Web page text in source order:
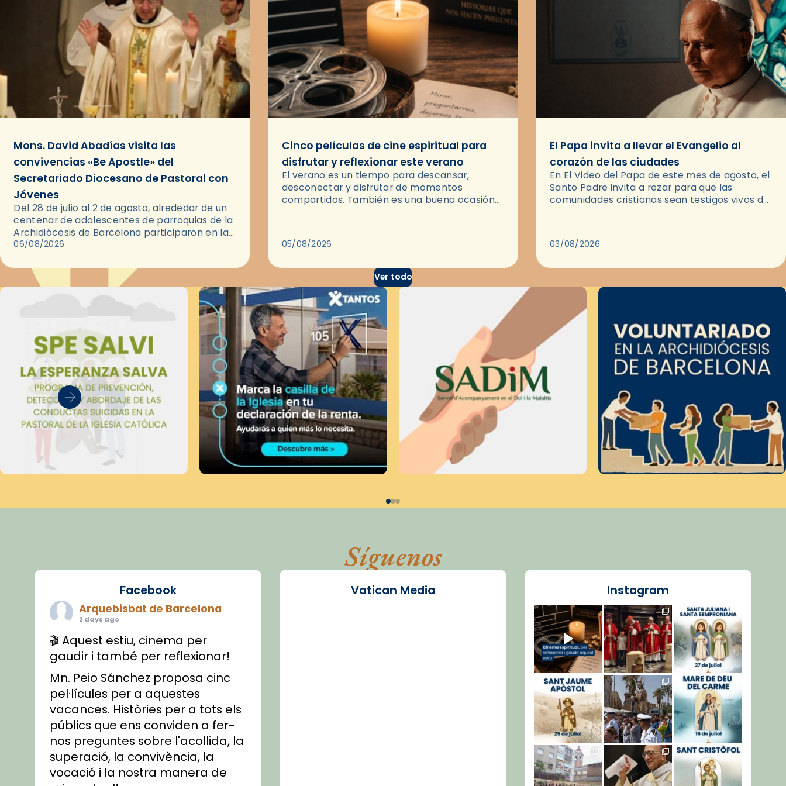
Mons. David Abadías visita las
convivencias «Be Apostle» del
Secretariado Diocesano de Pastoral con
Jóvenes
Del 28 de julio al 2 de agosto, alrededor de un
centenar de adolescentes de parroquias de la
Archidiócesis de Barcelona participaron en las
convivencias Be Apostle, organizadas por el
06/08/2026
Cinco películas de cine espiritual para
disfrutar y reflexionar este verano
El verano es un tiempo para descansar,
desconectar y disfrutar de momentos
compartidos. También es una buena ocasión
05/08/2026
El Papa invita a llevar el Evangelio al
corazón de las ciudades
En El Video del Papa de este mes de agosto, el
Santo Padre invita a rezar para que las
comunidades cristianas sean testigos vivos del
03/08/2026
Ver todo
Síguenos
Facebook
Arquebisbat de Barcelona
2 days ago
🎬 Aquest estiu, cinema per
gaudir i també per reflexionar!
Mn. Peio Sánchez proposa cinc
pel·lícules per a aquestes
vacances. Històries per a tots els
públics que ens conviden a fer-
nos preguntes sobre l'acollida, la
superació, la convivència, la
vocació i la nostra manera de
Vatican Media Instagram